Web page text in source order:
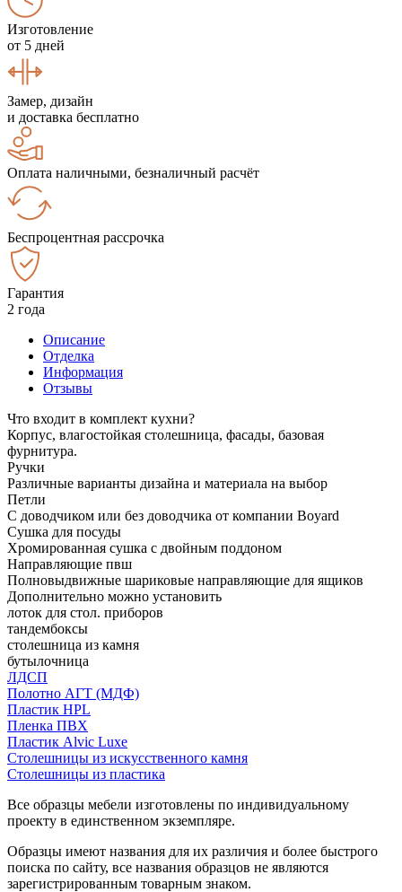
Изготовление
от 5 дней
Замер, дизайн
и доставка бесплатно
Оплата наличными, безналичный расчёт
Беспроцентная рассрочка
Гарантия
2 года
Описание
Отделка
Информация
Отзывы
Что входит в комплект кухни?
Корпус, влагостойкая столешница, фасады, базовая
фурнитура.
Ручки
Различные варианты дизайна и материала на выбор
Петли
С доводчиком или без доводчика от компании Boyard
Сушка для посуды
Хромированная сушка с двойным поддоном
Направляющие пвш
Полновыдвижные шариковые направляющие для ящиков
Дополнительно можно установить
лоток для стол. приборов
тандембоксы
столешница из камня
бутылочница
ЛДСП
Полотно АГТ (МДФ)
Пластик HPL
Пленка ПВХ
Пластик Alvic Luxe
Столешницы из искусственного камня
Столешницы из пластика
Все образцы мебели изготовлены по индивидуальному
проекту в единственном экземпляре.
Образцы имеют названия для их различия и более быстрого
поиска по сайту, все названия образцов не являются
зарегистрированным товарным знаком.